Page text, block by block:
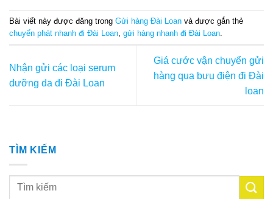
Bài viết này được đăng trong Gửi hàng Đài Loan và được gắn thẻ
chuyển phát nhanh đi Đài Loan gửi hàng nhanh đi Đài Loan
Nhận gửi các loại serum
dưỡng da đi Đài Loan
Giá cước vận chuyển gửi
hàng qua bưu điện đi Đài
loan
TÌM KIẾM